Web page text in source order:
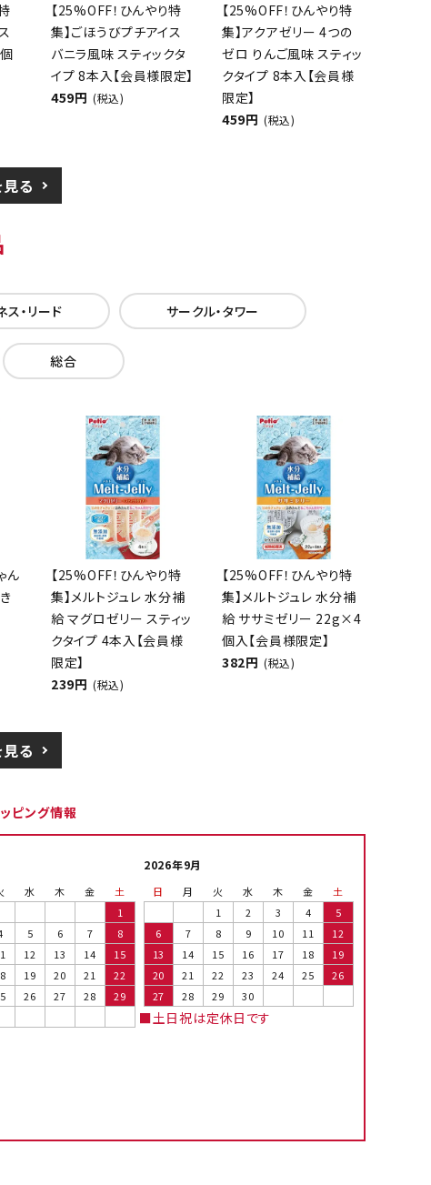
【25%OFF！ひんやり特
集】ごほうびプチアイス
バニラ風味 スティックタ
イプ 8本入【会員様限定】
459円 (税込)
【25%OFF！ひんやり特
集】アクアゼリー 4つの
ゼロ りんご風味 スティッ
クタイプ 8本入【会員様
限定】
459円 (税込)
る
ス・リード サークル・タワー
総合
ん
【25%OFF！ひんやり特
集】メルトジュレ 水分補
給 マグロゼリー スティッ
クタイプ 4本入【会員様
限定】
239円 (税込)
【25%OFF！ひんやり特
集】メルトジュレ 水分補
給 ササミゼリー 22g×4
個入【会員様限定】
382円 (税込)
る
ピング情報
水 木 金
土
1
5 6 7
8
12 13 14
15
19 20 21
22
26 27 28
29
2026年9月
日 月 火 水 木 金
土
1
2 3 4
5
6
7 8 9 10 11
12
13
14 15 16 17 18
19
20
21 22 23 24 25
26
27
28 29 30
■土日祝は定休日です